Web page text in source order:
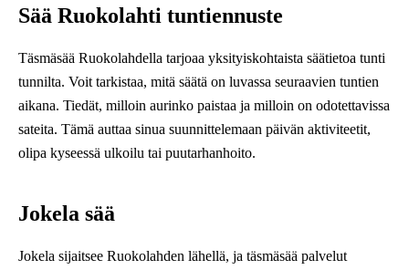
Sää Ruokolahti tuntiennuste
Täsmäsää Ruokolahdella tarjoaa yksityiskohtaista säätietoa tunti
tunnilta. Voit tarkistaa, mitä säätä on luvassa seuraavien tuntien
aikana. Tiedät, milloin aurinko paistaa ja milloin on odotettavissa
sateita. Tämä auttaa sinua suunnittelemaan päivän aktiviteetit,
olipa kyseessä ulkoilu tai puutarhanhoito.
Jokela sää
Jokela sijaitsee Ruokolahden lähellä, ja täsmäsää palvelut